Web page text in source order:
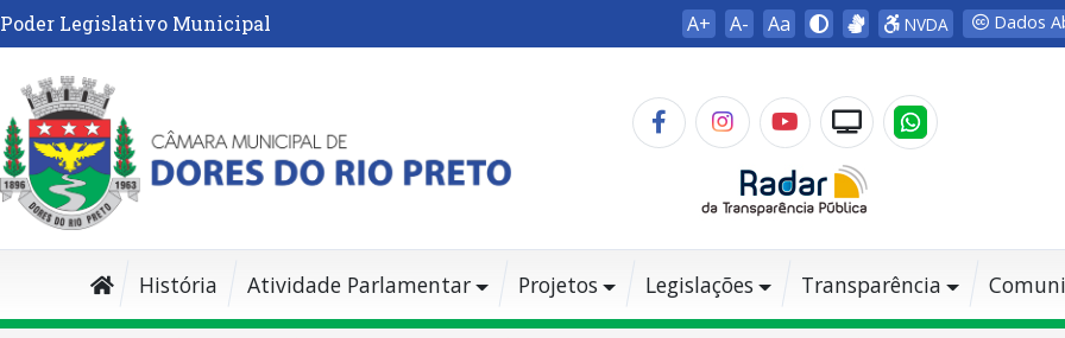
Poder Legislativo Municipal A+ A- Aa NVDA Dados
História Atividade Parlamentar Projetos Legislações Transparência